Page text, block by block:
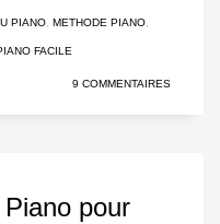
PIANO, METHODE PIANO,
FACILE
9 COMMENTAIRES
pour